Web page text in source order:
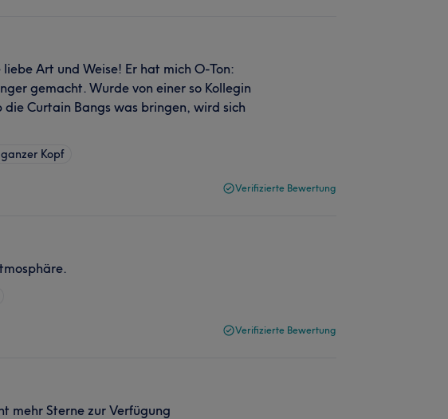
Art und Weise! Er hat mich O-Ton:
gemacht. Wurde von einer so Kollegin
Curtain Bangs was bringen, wird sich
Kopf
Verifizierte Bewertung
Verifizierte Bewertung
mehr Sterne zur Verfügung